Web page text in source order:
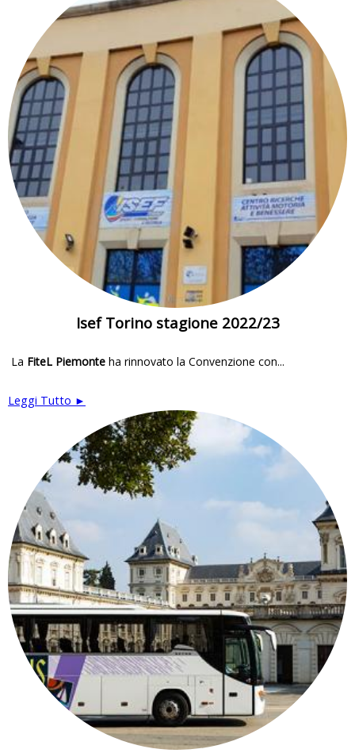
Isef Torino stagione 2022/23
La FiteL Piemonteha rinnovato la Convenzione con...
Leggi Tutto ►